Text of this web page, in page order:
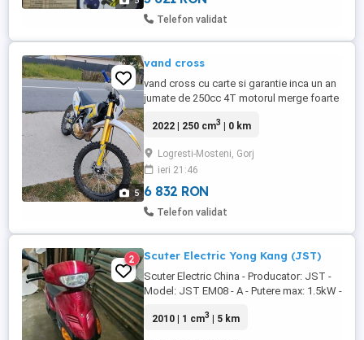
Telefon validat
5
vand cross
vand cross cu carte si garantie inca un an
jumate de 250cc 4T motorul merge foarte
sau altele pentru mai multe detalii
2022 | 250 cm3 | 0 km
Logresti-Mosteni, Gorj
ieri 21:46
6 832 RON
Telefon validat
2 Scuter Electric Yong Kang (JST)
Scuter Electric China - Producator: JST -
Model: JST EM08 - A - Putere max: 1.5kW -
pachete de baterii Li Ion 48V 960 W cu ...
2010 | 1 cm3 | 5 km